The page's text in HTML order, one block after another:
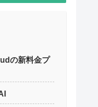
の新料金プ